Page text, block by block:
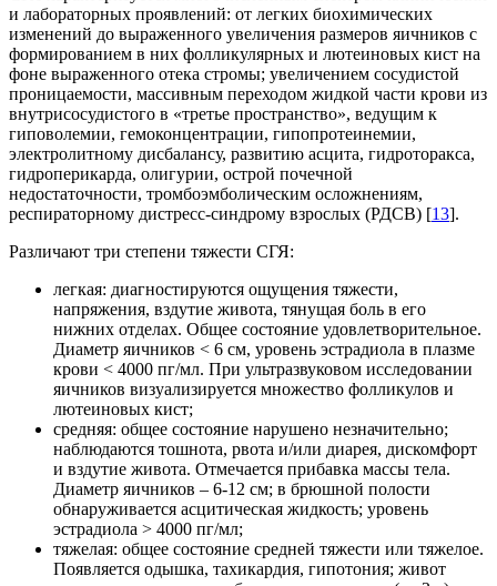
и лабораторных проявлений: от легких биохимических
изменений до выраженного увеличения размеров яичников с
формированием в них фолликулярных и лютеиновых кист на
фоне выраженного отека стромы; увеличением сосудистой
проницаемости, массивным переходом жидкой части крови из
внутрисосудистого в «третье пространство», ведущим к
гиповолемии, гемоконцентрации, гипопротеинемии,
электролитному дисбалансу, развитию асцита, гидроторакса,
гидроперикарда, олигурии, острой почечной
недостаточности, тромбоэмболическим осложнениям,
респираторному ди­стресс-синдрому взрослых (РДСВ) [13].
Различают три степени тяжести СГЯ:
легкая: диагностируются ощущения тяжести,
напряжения, вздутие живота, тянущая боль в его
нижних отделах. Общее состояние удовлетворительное.
Диаметр яичников < 6 см, уровень эстрадиола в плазме
крови < 4000 пг/мл. При ультразвуковом исследовании
яичников визуализируется множество фолликулов и
лютеиновых кист;
средняя: общее состояние нарушено незначительно;
наблюдаются тошнота, рвота и/или диарея, дискомфорт
и вздутие живота. Отмечается прибавка массы тела.
Диаметр яичников – 6-12 см; в брюшной полости
обнаруживается асцитическая жидкость; уровень
эстрадиола > 4000 пг/мл;
тяжелая: общее состояние средней тяжести или тяжелое.
Появляется одышка, тахикардия, гипотония; живот